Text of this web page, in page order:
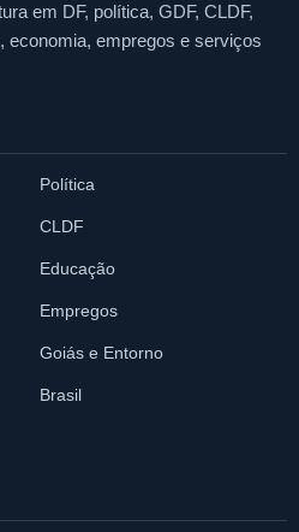
em DF, política, GDF, CLDF,
economia, empregos e serviços
Política
CLDF
Educação
Empregos
Goiás e Entorno
Brasil